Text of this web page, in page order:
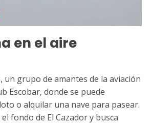
en el aire
un grupo de amantes de la aviación
Escobar, donde se puede
o alquilar una nave para pasear.
fondo de El Cazador y busca